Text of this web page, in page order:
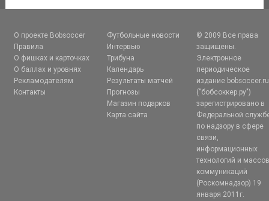
О проекте Bobsoccer
Правила
О фишках и карточках
О баллах и уровнях
Рекламодателям
Контакты
Футбольные новости
Интервью
Трибуна
Календарь
Результаты матчей
Прогнозы
Магазин подарков
Карта сайта
© 2009 Все права
защищены.
Электронное
периодическое
издание bobsoccer.ru
("бобсоккер.ру")
зарегистрировано в
Федеральной
по надзору в сфере
связи,
информационных
технологий и
коммуникаций
(Роскомнадзор) 19
января 2011г.